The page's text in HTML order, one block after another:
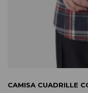
CAMISA CUADRILLE